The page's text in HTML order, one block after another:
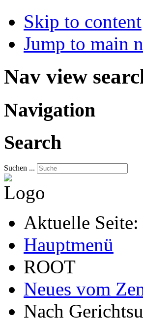
Skip to content
Jump to main
Nav view
Navigation
Search
Suchen ...
Aktuelle Seite:
Hauptmenü
ROOT
Neues vom
Nach